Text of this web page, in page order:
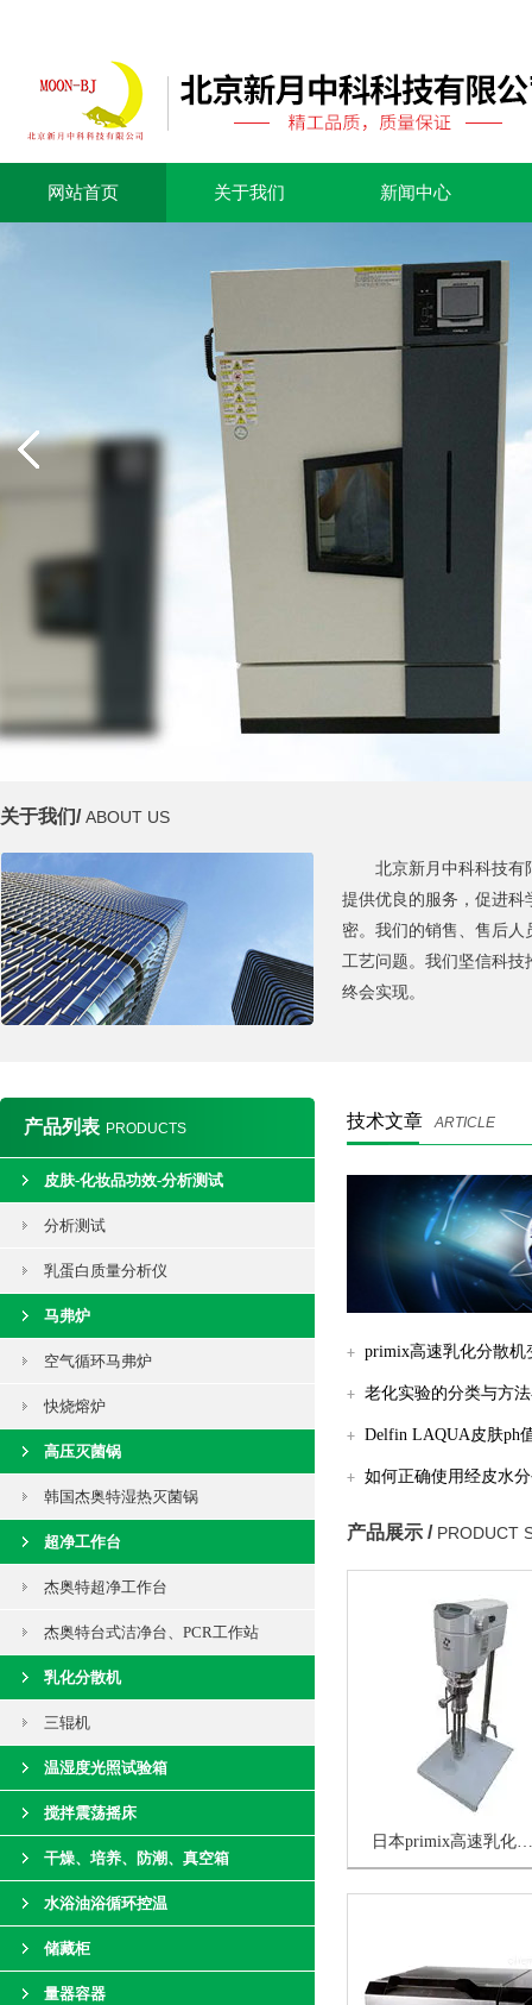
网站首页 关于我们 新闻中心
关于我们/ABOUT US
北京新月中科科技有
提供优良的服务，促进
密。我们的销售、售后
工艺问题。我们坚信科
终会实现。
产品列表 PRODUCTS
皮肤-化妆品功效-分析测试
分析测试
乳蛋白质量分析仪
马弗炉
空气循环马弗炉
快烧熔炉
高压灭菌锅
韩国杰奥特湿热灭菌锅
超净工作台
杰奥特超净工作台
杰奥特台式洁净台、PCR工作站
乳化分散机
三辊机
温湿度光照试验箱
搅拌震荡摇床
干燥、培养、防潮、真空箱
水浴油浴循环控温
储藏柜
量器容器
技术文章 ARTICLE
primix高速乳化分散
优化
老化实验的分类与方
用
Delfin LAQUA皮肤ph
保养
如何正确使用经皮水
评估皮肤屏障功能？
产品展示 / PRODUCT
日本primix高速乳化分散机